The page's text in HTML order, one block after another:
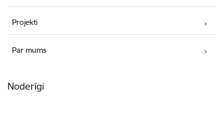
Projekti
Par mums
Noderīgi